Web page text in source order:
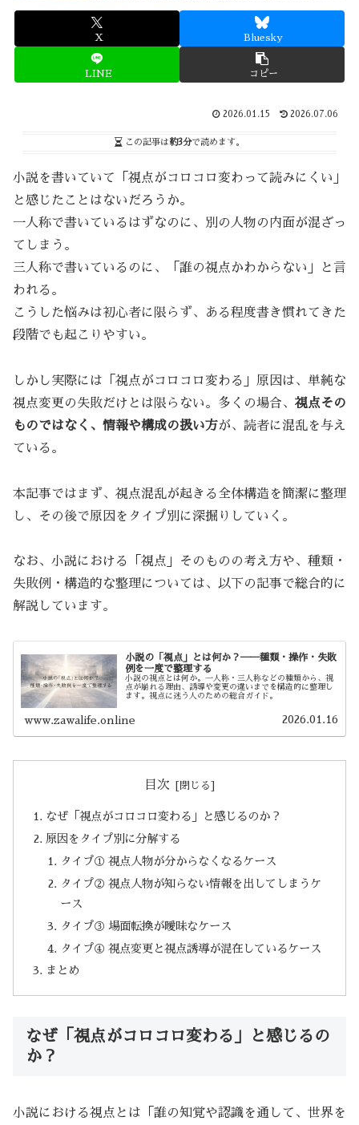
X Bluesky
LINE コピー
2026.01.15 2026.07.06
この記事は約3分で読めます。
小説を書いていて「視点がコロコロ変わって読みにくい」
と感じたことはないだろうか。
一人称で書いているはずなのに、別の人物の内面が混ざっ
てしまう。
三人称で書いているのに、「誰の視点かわからない」と言
われる。
こうした悩みは初心者に限らず、ある程度書き慣れてきた
段階でも起こりやすい。
しかし実際には「視点がコロコロ変わる」原因は、単純な
視点変更の失敗だけとは限らない。多くの場合、 視点その
ものではなく、情報や構成の扱い方が、読者に混乱を与え
ている。
本記事ではまず、視点混乱が起きる全体構造を簡潔に整理
し、その後で原因をタイプ別に深掘りしていく。
なお、小説における「視点」そのものの考え方や、種類・
失敗例・構造的な整理については、以下の記事で総合的に
解説しています。
小説の「視点」とは何か？──種類・操作・失敗
例を一度で整理する
小説の視点とは何か。一人称・三人称などの種類から、視
点が崩れる理由、誘導や変更の違いまでを構造的に整理し
ます。視点に迷う人のための総合ガイド。
www.zawalife.online 2026.01.16
目次
なぜ「視点がコロコロ変わる」と感じるのか？
原因をタイプ別に分解する
タイプ① 視点人物が分からなくなるケース
タイプ② 視点人物が知らない情報を出してしまうケ
ース
タイプ③ 場面転換が曖昧なケース
タイプ④ 視点変更と視点誘導が混在しているケース
まとめ
なぜ「視点がコロコロ変わる」と感じるの
か？
小説における視点とは「誰の知覚や認識を通して、世界を